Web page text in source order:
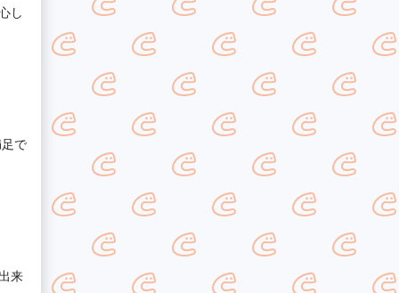
し
で
来